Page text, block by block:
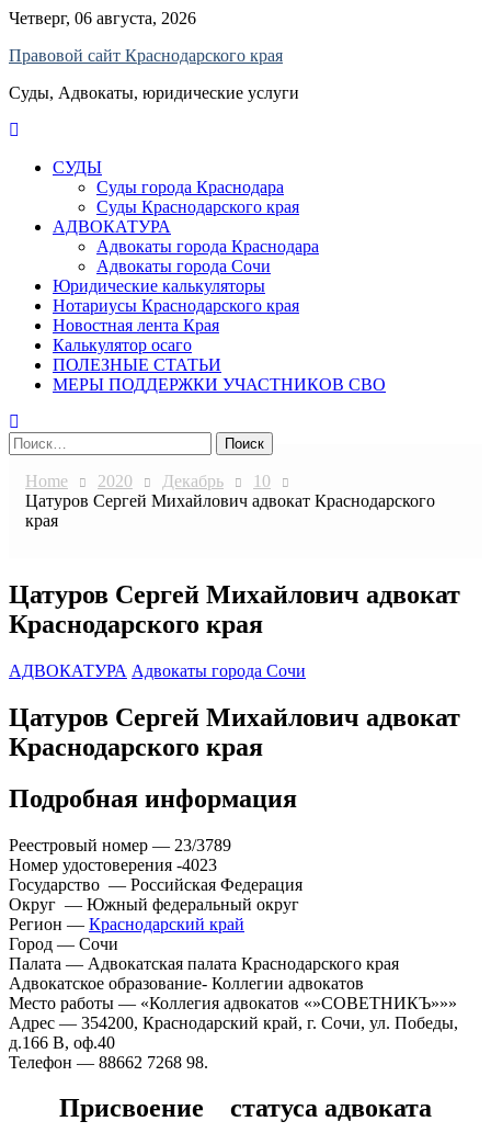
Skip
content
Четверг, 06 августа, 2026
Правовой сайт Краснодарского края
Суды, Адвокаты, юридические услуги
СУДЫ
Суды города Краснодара
Суды Краснодарского края
АДВОКАТУРА
Адвокаты города Краснодара
Адвокаты города Сочи
Юридические калькуляторы
Нотариусы Краснодарского края
Новостная лента Края
Калькулятор осаго
ПОЛЕЗНЫЕ СТАТЬИ
МЕРЫ ПОДДЕРЖКИ УЧАСТНИКОВ СВО
Найти:
Home 2020 Декабрь
10
Цатуров Сергей Михайлович адвокат Краснодарского
края
Цатуров Сергей Михайлович адвокат
Краснодарского края
АДВОКАТУРА Адвокаты города Сочи
Цатуров Сергей Михайлович адвокат
Краснодарского края
Подробная информация
Реестровый номер — 23/3789
Номер удостоверения -4023
Государство — Российская Федерация
Округ — Южный федеральный округ
Регион — Краснодарский край
Город — Сочи
Палата — Адвокатская палата Краснодарского края
Адвокатское образование- Коллегии адвокатов
Место работы — «Коллегия адвокатов «»СОВЕТНИКЪ»»»
Адрес — 354200, Краснодарский край, г. Сочи, ул. Победы,
д.166 В, оф.40
Телефон — 88662 7268 98.
Присвоение статуса адвоката